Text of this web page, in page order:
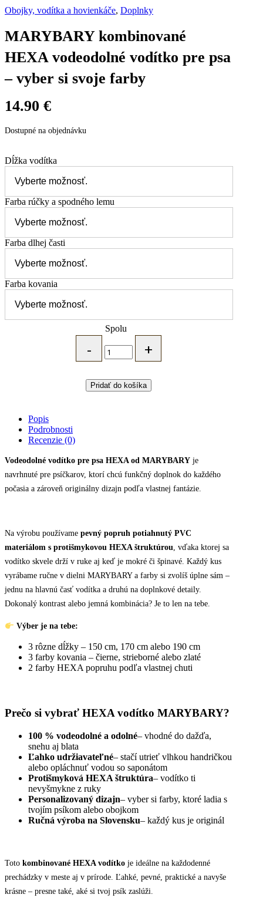
Obojky, vodítka a hovienkáče, Doplnky
MARYBARY kombinované
HEXA vodeodolné vodítko pre psa
– vyber si svoje farby
14.90 €
Dostupné na objednávku
Dĺžka vodítka
Farba rúčky a spodného lemu
Farba dlhej časti
Farba kovania
Spolu
kombinované
HEXA
vodítko
pre
quantity
Pridať do košíka
Popis
Podrobnosti
Recenzie (0)
Vodeodolné vodítko pre psa HEXA od MARYBARY je
navrhnuté pre psíčkarov, ktorí chcú funkčný doplnok do každého
počasia a zároveň originálny dizajn podľa vlastnej fantázie.
Na výrobu používame pevný popruh potiahnutý PVC
materiálom s protišmykovou HEXA štruktúrou, vďaka ktorej sa
vodítko skvele drží v ruke aj keď je mokré či špinavé. Každý kus
vyrábame ručne v dielni MARYBARY a farby si zvolíš úplne sám –
jednu na hlavnú časť vodítka a druhú na doplnkové detaily.
Dokonalý kontrast alebo jemná kombinácia? Je to len na tebe.
Výber je na tebe:
3 rôzne dĺžky – 150 cm, 170 cm alebo 190 cm
3 farby kovania – čierne, strieborné alebo zlaté
2 farby HEXA popruhu podľa vlastnej chuti
Prečo si vybrať HEXA vodítko MARYBARY?
100 % vodeodolné a odolné– vhodné do dažďa,
snehu aj blata
Ľahko udržiavateľné– stačí utrieť vlhkou handričkou
alebo opláchnuť vodou so saponátom
Protišmyková HEXA štruktúra– vodítko ti
nevyšmykne z ruky
Personalizovaný dizajn– vyber si farby, ktoré ladia s
tvojím psíkom alebo obojkom
Ručná výroba na Slovensku– každý kus je originál
Toto kombinované HEXA vodítko je ideálne na každodenné
prechádzky v meste aj v prírode. Ľahké, pevné, praktické a navyše
krásne – presne také, aké si tvoj psík zaslúži.